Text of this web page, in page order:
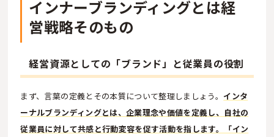
インナーブランディングとは経
営戦略そのもの
経営資源としての「ブランド」と従業員の役割
まず、言葉の定義とその本質について整理しましょう。 インタ
ーナルブランディングとは、企業理念や価値を定義し、自社の
従業員に対して共感と行動変容を促す活動を指します。「イン